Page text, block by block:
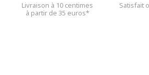
Livraison à 10 centimes
à partir de 35 euros*
Satisfait